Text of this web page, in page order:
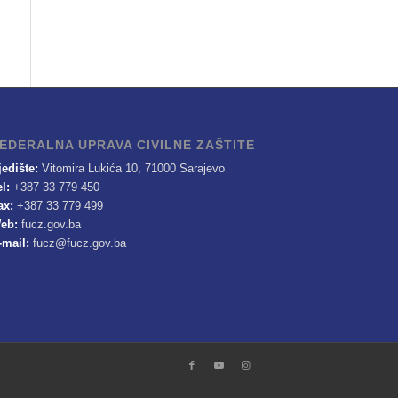
UPRAVA CIVILNE ZAŠTITE
Vitomira Lukića 10, 71000 Sarajevo
+387 33 779 450
+387 33 779 499
fucz.gov.ba
mail: fucz@fucz.gov.ba